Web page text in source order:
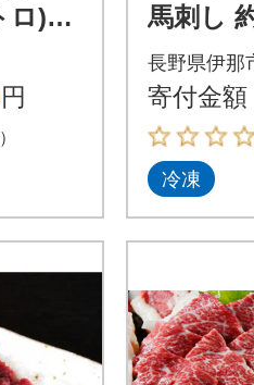
)50
円
馬刺し
凍 小分
【017-
長野県伊那
寄付金額
冷凍